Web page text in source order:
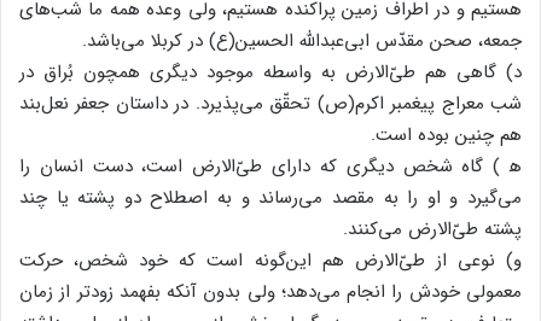
هستیم و در اطراف زمین پراکنده هستیم، ولی وعده همه ما شب‌های
جمعه، صحن مقدّس ابی‌عبدالله الحسین(ع) در کربلا می‌باشد.
د) گاهی هم طیّ‌الارض به واسطه موجود دیگری همچون بُراق در
شب معراج پیغمبر اکرم(ص) تحقّق می‌پذیرد. در داستان جعفر نعل‌بند
هم چنین بوده است.
ه‍ ) گاه شخص دیگری که دارای طیّ‌الارض است، دست انسان را
می‌گیرد و او را به مقصد می‌رساند و به اصطلاح دو پشته یا چند
پشته طیّ‌الارض می‌کنند.
و) نوعی از طیّ‌الارض هم این‌گونه است که خود شخص، حرکت
معمولی خودش را انجام می‌دهد؛ ولی بدون آنکه بفهمد زودتر از زمان